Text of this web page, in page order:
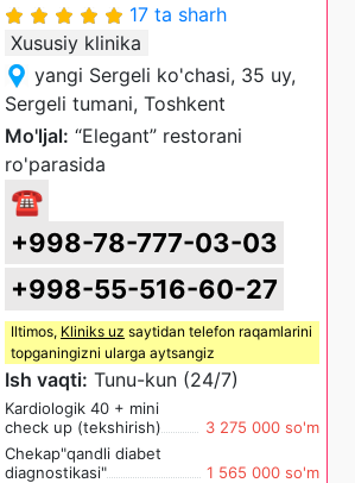
17 ta sharh
Xususiy klinika
yangi Sergeli ko'chasi, 35 uy,
Sergeli tumani, Toshkent
Mo'ljal: “Elegant” restorani
ro'parasida
☎
+998-78-777-03-03
+998-55-516-60-27
Iltimos, Kliniks uz saytidan telefon raqamlarini
topganingizni ularga aytsangiz
Ish vaqti: Tunu-kun (24/7)
Kardiologik 40 + mini
check up (tekshirish)
3 275 000 so'm
Chekap"qandli diabet
diagnostikasi"
1 565 000 so'm